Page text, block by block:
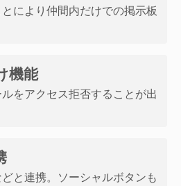
により仲間内だけでの掲示板
機能
をアクセス拒否することが出
と連携。ソーシャルボタンも